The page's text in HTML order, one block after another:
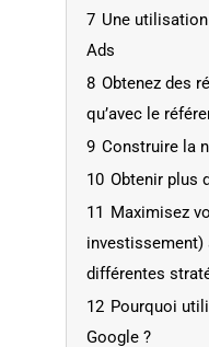
7 Une
Ads
8 Obtenez des
qu’avec le
9 Construire la
10 Obtenir plus
11 Maximisez
investissement)
différentes
12 Pourquoi
Google ?